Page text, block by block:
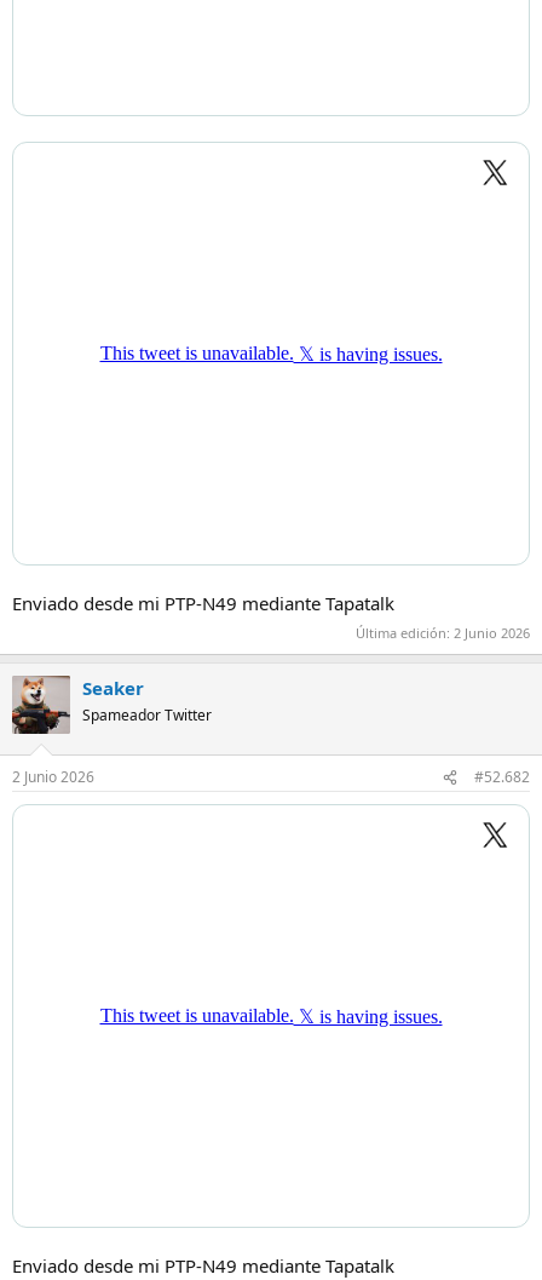
Enviado desde mi PTP-N49 mediante Tapatalk
Última edición: 2 Junio 2026
Seaker
Spameador Twitter
2 Junio 2026 #52.682
Enviado desde mi PTP-N49 mediante Tapatalk